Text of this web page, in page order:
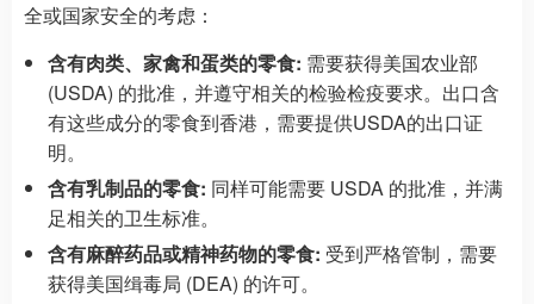
全或国家安全的考虑：
含有肉类、家禽和蛋类的零食: 需要获得美国农业部
(USDA) 的批准，并遵守相关的检验检疫要求。出口含
有这些成分的零食到香港，需要提供USDA的出口证
明。
含有乳制品的零食: 同样可能需要 USDA 的批准，并满
足相关的卫生标准。
含有麻醉药品或精神药物的零食: 受到严格管制，需要
获得美国缉毒局 (DEA) 的许可。